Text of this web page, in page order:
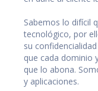
Sabemos lo difícil
tecnológico, por
su
que cada dominio
que lo abona.
y aplicaciones.